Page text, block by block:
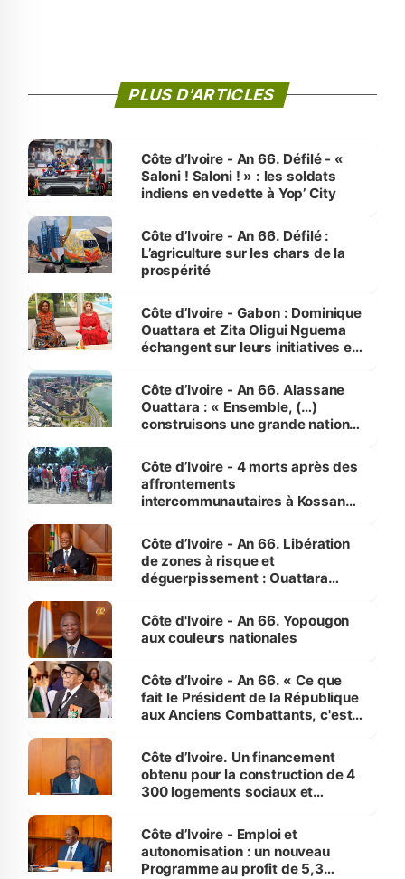
PLUS D'ARTICLES
Côte d’Ivoire - An 66. Défilé - «
Saloni ! Saloni ! » : les soldats
indiens en vedette à Yop’ City
Côte d’Ivoire - An 66. Défilé :
L’agriculture sur les chars de la
prospérité
Côte d’Ivoire - Gabon : Dominique
Ouattara et Zita Oligui Nguema
échangent sur leurs initiatives en
enfants
Côte d’Ivoire - An 66. Alassane
Ouattara : « Ensemble, (…)
construisons une grande nation
générations futures »
Côte d’Ivoire - 4 morts après des
affrontements
intercommunautaires à Kossandji
milieu des sinistrés
Côte d’Ivoire - An 66. Libération
de zones à risque et
déguerpissement : Ouattara
l'Etat de droit pour préserver les
vies humaines »
Côte d'Ivoire - An 66. Yopougon
aux couleurs nationales
Côte d’Ivoire - An 66. « Ce que
fait le Président de la République
aux Anciens Combattants, c'est
Côte d’Ivoire. Un financement
obtenu pour la construction de 4
300 logements sociaux et
et Yamoussoukro
Côte d’Ivoire - Emploi et
autonomisation : un nouveau
Programme au profit de 5,3